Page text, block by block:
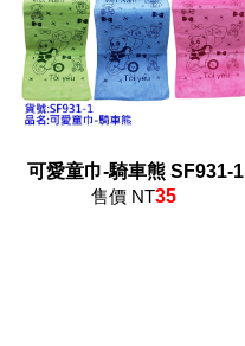
可愛童巾-騎車熊 SF931-1
售價 NT35